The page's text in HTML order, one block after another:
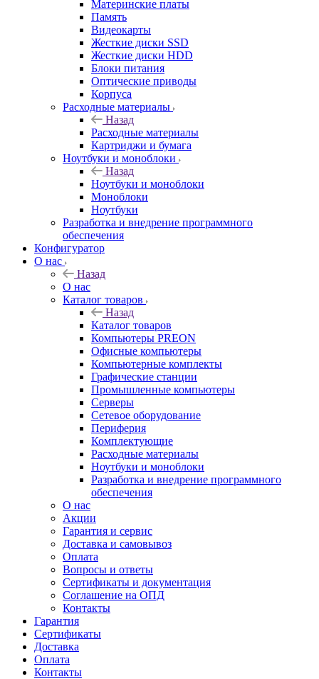
Материнские платы
Память
Видеокарты
Жесткие диски SSD
Жесткие диски HDD
Блоки питания
Оптические приводы
Корпуса
Расходные материалы
Назад
Расходные материалы
Картриджи и бумага
Ноутбуки и моноблоки
Назад
Ноутбуки и моноблоки
Моноблоки
Ноутбуки
Разработка и внедрение программного
обеспечения
Конфигуратор
О нас
Назад
О нас
Каталог товаров
Назад
Каталог товаров
Компьютеры PREON
Офисные компьютеры
Компьютерные комплекты
Графические станции
Промышленные компьютеры
Серверы
Сетевое оборудование
Периферия
Комплектующие
Расходные материалы
Ноутбуки и моноблоки
Разработка и внедрение программного
обеспечения
О нас
Акции
Гарантия и сервис
Доставка и самовывоз
Оплата
Вопросы и ответы
Сертификаты и документация
Соглашение на ОПД
Контакты
Гарантия
Сертификаты
Доставка
Оплата
Контакты